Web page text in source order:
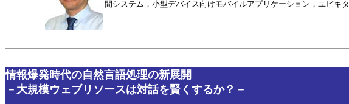
間システム，小型デバイス向けモバイルアプリケーション，ユビキ
情報爆発時代の自然言語処理の新展開
－大規模ウェブリソースは対話を賢くするか？－